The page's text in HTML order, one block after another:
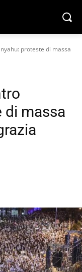
proteste di massa
di massa